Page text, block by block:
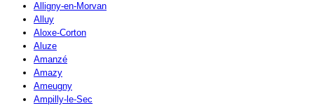
Alligny-en-Morvan
Alluy
Aloxe-Corton
Aluze
Amanzé
Amazy
Ameugny
Ampilly-le-Sec